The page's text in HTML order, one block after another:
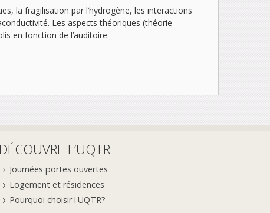
la fragilisation par l’hydrogène, les interactions
Les aspects théoriques (théorie
en fonction de l’auditoire.
DÉCOUVRE L’UQTR
Journées portes ouvertes
Logement et résidences
Pourquoi choisir l'UQTR?